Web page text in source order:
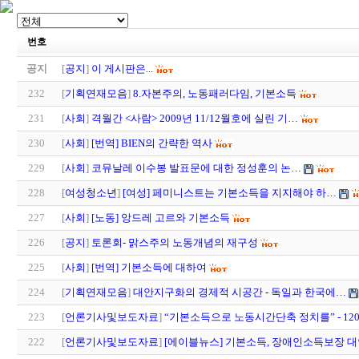
번호
공지 [공지] 이 게시판은...
232 [기획연재모음] 8.자본주의, 노동패러다임, 기본소득
231 [사회] 격월간 <사람> 2009년 11/12월호에 실린 기…
230 [사회] [번역] BIEN의 간략한 역사
229 [사회] 코뮤날레 이수봉 발표문에 대한 정성훈의 논…
228 [여성청소년] [여성] 페미니스트는 기본소득을 지지해야 하…
227 [사회] [노동] 앙드레 고르와 기본소득
226 [공지] 토론회- 맑스주의 노동개념의 재구성
225 [사회] [번역] 기본소득에 대하여
224 [기획연재모음] 대안지구화의 경제적 시공간 - 독일과 한국에…
223 [언론기사및보도자료] “기본소득으로 노동시간단축 정치를” -
222 [언론기사및보도자료] [에이블뉴스] 기본소득, 장애인소득보장